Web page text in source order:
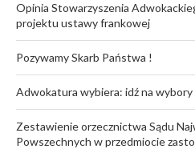
Opinia Stowarzyszenia
projektu ustawy frankowej
Pozywamy Skarb Państwa !
Adwokatura wybiera: idź na
Zestawienie orzecznictwa Sądu
Powszechnych w przedmiocie